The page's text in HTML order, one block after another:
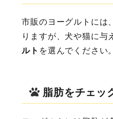
市販のヨーグルトには
りますが、犬や猫に与
ルト を選んでください。
脂肪をチェッ